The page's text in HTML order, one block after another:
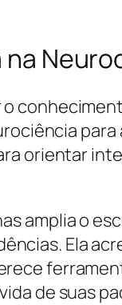
na
orientar
amplia o
Ela
de suas